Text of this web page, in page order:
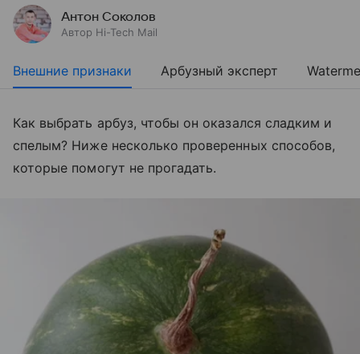
Антон Соколов
Автор Hi-Tech Mail
Внешние признаки Арбузный эксперт
Как выбрать арбуз, чтобы он оказался сладким и
спелым? Ниже несколько проверенных способов,
которые помогут не прогадать.